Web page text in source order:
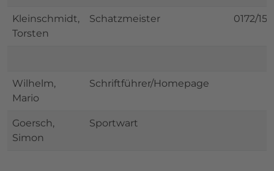
Kleinschmidt,
Torsten
Schatzmeister 0172/
Wilhelm,
Mario
Schriftführer/Homepage
Goersch,
Simon
Sportwart